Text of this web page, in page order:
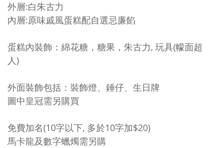
外層:白朱古力
內層:原味戚風蛋糕配自選忌廉餡
蛋糕內裝飾：綿花糖，糖果，朱古力, 玩具(幪面超
人)
外面裝飾包括：裝飾燈、錘仔、生日牌
圖中皇冠需另購買
免費加名(10字以下, 多於10字加$20)
馬卡龍及數字蠟燭需另購